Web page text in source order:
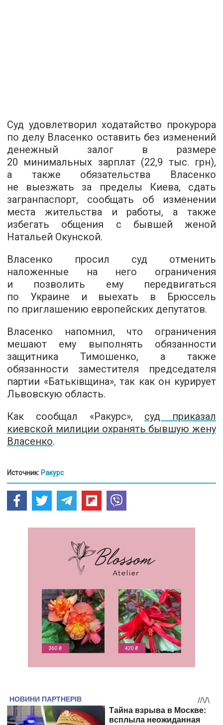
Суд удовлетворил ходатайство прокурора
по делу Власенко оставить без изменений
денежный залог в размере
20 минимальных зарплат (22,9 тыс. грн),
а также обязательства Власенко
не выезжать за пределы Киева, сдать
загранпаспорт, сообщать об изменении
места жительства и работы, а также
избегать общения с бывшей женой
Натальей Окунской.
Власенко просил суд отменить
наложенные на него ограничения
и позволить ему передвигаться
по Украине и выехать в Брюссель
по приглашению европейских депутатов.
Власенко напомнил, что ограничения
мешают ему выполнять обязанности
защитника Тимошенко, а также
обязанности заместителя председателя
партии «Батьківщина», так как он курирует
Львовскую область.
Как сообщал «Ракурс», суд приказал
киевской милиции охранять бывшую жену
Власенко.
Источник: Ракурс